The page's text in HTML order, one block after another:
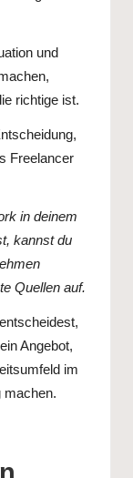
und
richtige ist.
Freelancer
in deinem
kannst du
Quellen auf.
Angebot,
im
machen.